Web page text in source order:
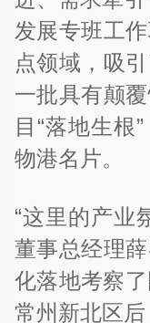
发展专班工
点领域，吸
一批具有颠
目“落地生根
物港名片。
“这里的产业
董事总经理
化落地考察
常州新北区后